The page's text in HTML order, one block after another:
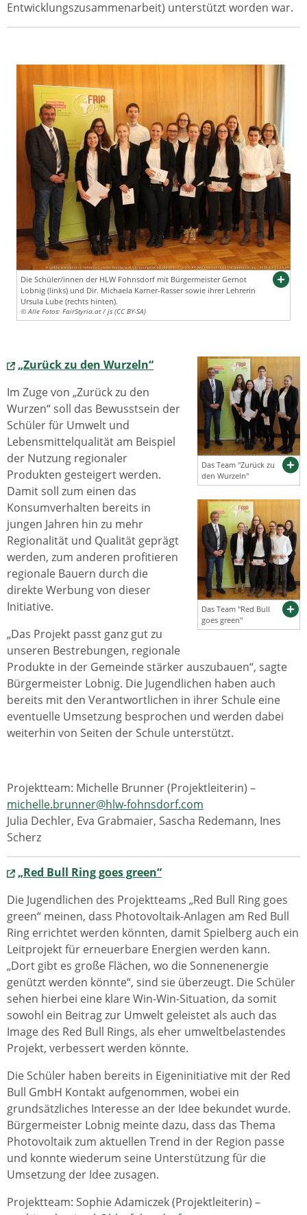
Entwicklungszusammenarbeit) unterstützt worden war.
Die Schüler/innen der HLW Fohnsdorf mit Bürgermeister Gernot
Lobnig (links) und Dir. Michaela Karner-Rasser sowie ihrer Lehrerin
Ursula Lube (rechts hinten).
© Alle Fotos: FairStyria.at / js (CC BY-SA)
Das Team "Zurück zu
den Wurzeln"
Das Team "Red Bull
goes green"
„Zurück zu den Wurzeln“
Im Zuge von „Zurück zu den
Wurzen“ soll das Bewusstsein der
Schüler für Umwelt und
Lebensmittelqualität am Beispiel
der Nutzung regionaler
Produkten gesteigert werden.
Damit soll zum einen das
Konsumverhalten bereits in
jungen Jahren hin zu mehr
Regionalität und Qualität geprägt
werden, zum anderen profitieren
regionale Bauern durch die
direkte Werbung von dieser
Initiative.
„Das Projekt passt ganz gut zu
unseren Bestrebungen, regionale
Produkte in der Gemeinde stärker auszubauen“, sagte
Bürgermeister Lobnig. Die Jugendlichen haben auch
bereits mit den Verantwortlichen in ihrer Schule eine
eventuelle Umsetzung besprochen und werden dabei
weiterhin von Seiten der Schule unterstützt.
Projektteam: Michelle Brunner (Projektleiterin) –
michelle.brunner@hlw-fohnsdorf.com
Julia Dechler, Eva Grabmaier, Sascha Redemann, Ines
Scherz
„Red Bull Ring goes green“
Die Jugendlichen des Projektteams „Red Bull Ring goes
green“ meinen, dass Photovoltaik-Anlagen am Red Bull
Ring errichtet werden könnten, damit Spielberg auch ein
Leitprojekt für erneuerbare Energien werden kann.
„Dort gibt es große Flächen, wo die Sonnenenergie
genützt werden könnte“, sind sie überzeugt. Die Schüler
sehen hierbei eine klare Win-Win-Situation, da somit
sowohl ein Beitrag zur Umwelt geleistet als auch das
Image des Red Bull Rings, als eher umweltbelastendes
Projekt, verbessert werden könnte.
Die Schüler haben bereits in Eigeninitiative mit der Red
Bull GmbH Kontakt aufgenommen, wobei ein
grundsätzliches Interesse an der Idee bekundet wurde.
Bürgermeister Lobnig meinte dazu, dass das Thema
Photovoltaik zum aktuellen Trend in der Region passe
und konnte wiederum seine Unterstützung für die
Umsetzung der Idee zusagen.
Projektteam: Sophie Adamiczek (Projektleiterin) –